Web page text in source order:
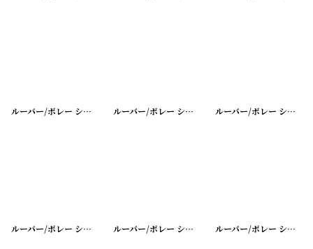
ルーバー/ボレー シャッター シングル [20200401-40 ]
ルーバー/ボレー シャッター シングル [20200401-
ルーバー/ボレー シャッター シングル
ルーバー/ボレー シャッター シングル [20200401-37 ]
ルーバー/ボレー シャッター シングル [20200401-
ルーバー/ボレー シャッター シングル